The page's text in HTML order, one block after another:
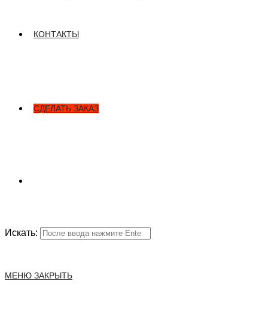
КОНТАКТЫ
СДЕЛАТЬ ЗАКАЗ
Искать:
МЕНЮ ЗАКРЫТЬ